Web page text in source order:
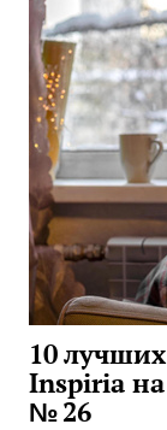
10
Inspiria
№ 26